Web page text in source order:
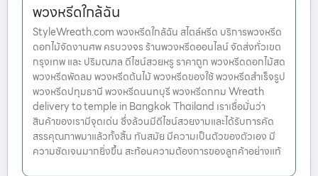
พวงหรีดใกล้ฉัน
StyleWreath.com พวงหรีดใกล้ฉัน สไตล์หรีด บริการพวงหรีด
ดอกไม้จัดงานศพ ครบวงจร ร้านพวงหรีดออนไลน์ จัดส่งทั่วเขต
กรุงเทพ และ ปริมณฑล ดีไซน์สวยหรู ราคาถูก พวงหรีดดอกไม้สด
พวงหรีดพัดลม พวงหรีดต้นไม้ พวงหรีดของใช้ พวงหรีดสำเร็จรูป
พวงหรีดปทุมธานี พวงหรีดนนทบุรี พวงหรีดกทม Wreath
delivery to temple in Bangkok Thailand เราเชื่อมั่นว่า
สินค้าของเรามีจุดเด่น ซึ่งล้วนมีดีไซน์สวยงามและได้รับการคัด
สรรคุณภาพมาแล้วทั้งสิ้น ทันสมัย มีความเป็นตัวของตัวเอง มี
ความชัดเจนมากยิ่งขึ้น สะท้อนความต้องการของลูกค้าอย่างแท้